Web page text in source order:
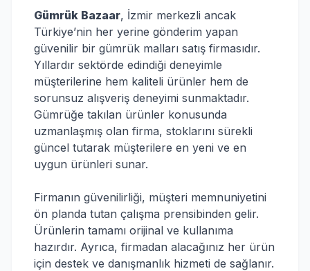
Gümrük Bazaar, İzmir merkezli ancak
Türkiye’nin her yerine gönderim yapan
güvenilir bir gümrük malları satış firmasıdır.
Yıllardır sektörde edindiği deneyimle
müşterilerine hem kaliteli ürünler hem de
sorunsuz alışveriş deneyimi sunmaktadır.
Gümrüğe takılan ürünler konusunda
uzmanlaşmış olan firma, stoklarını sürekli
güncel tutarak müşterilere en yeni ve en
uygun ürünleri sunar.
Firmanın güvenilirliği, müşteri memnuniyetini
ön planda tutan çalışma prensibinden gelir.
Ürünlerin tamamı orijinal ve kullanıma
hazırdır. Ayrıca, firmadan alacağınız her ürün
için destek ve danışmanlık hizmeti de sağlanır.